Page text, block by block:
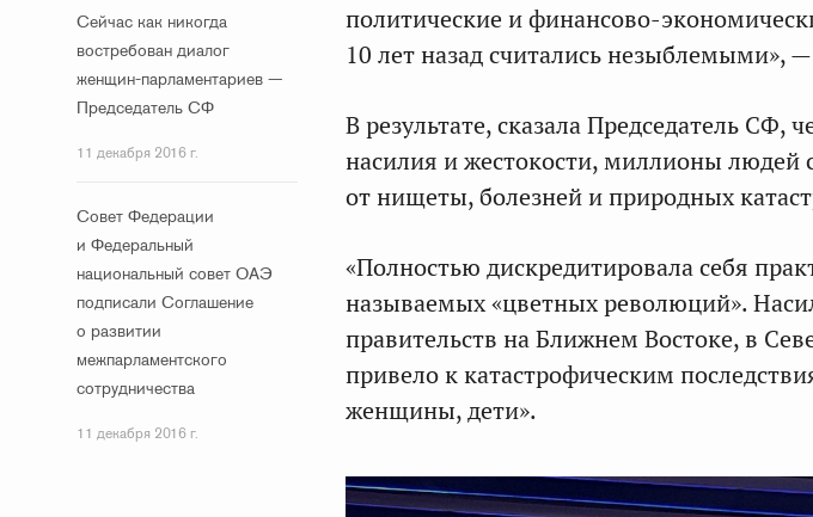
Сейчас как никогда
востребован диалог
женщин-парламентариев —
Председатель СФ
11 декабря 2016 г.
Совет Федерации
и Федеральный
национальный совет ОАЭ
подписали Соглашение
о развитии
межпарламентского
сотрудничества
11 декабря 2016 г.
политические и финансово-
10 лет назад считались незыблемыми»,
В результате, сказала Председатель СФ,
насилия и жестокости, миллионы людей
от нищеты, болезней и природных
«Полностью дискредитировала себя
называемых «цветных революций».
правительств на Ближнем Востоке, в
привело к катастрофическим
женщины, дети».